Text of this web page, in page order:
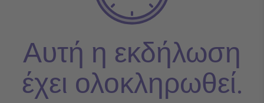
Αυτή η εκδήλωση
έχει ολοκληρωθεί.